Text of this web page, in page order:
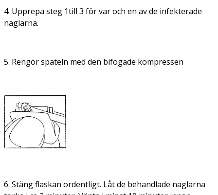
4. Upprepa steg 1till 3 för var och en av de infekterade
naglarna.
5. Rengör spateln med den bifogade kompressen
6. Stäng flaskan ordentligt. Låt de behandlade naglarna